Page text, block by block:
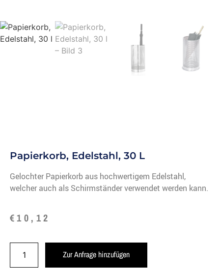
Papierkorb, Edelstahl, 30 L
Gelochter Papierkorb aus hochwertigem Edelstahl,
welcher auch als Schirmständer verwendet werden kann.
€10,12
Zur Anfrage hinzufügen